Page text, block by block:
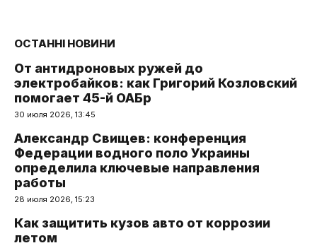
ОСТАННІ НОВИНИ
От антидроновых ружей до
электробайков: как Григорий Козловский
помогает 45-й ОАБр
30 июля 2026, 13:45
Александр Свищев: конференция
Федерации водного поло Украины
определила ключевые направления
работы
28 июля 2026, 15:23
Как защитить кузов авто от коррозии
летом